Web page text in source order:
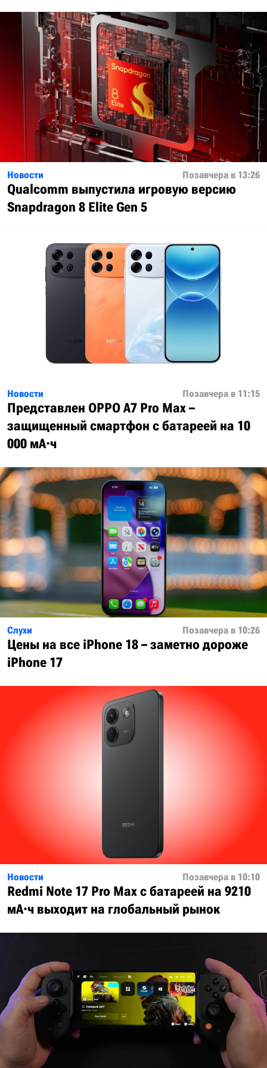
Новости Позавчера в 13:26
Qualcomm выпустила игровую версию
Snapdragon 8 Elite Gen 5
Новости Позавчера в 11:15
Представлен OPPO A7 Pro Max –
защищенный смартфон с батареей на 10
000 мА·ч
Слухи Позавчера в 10:26
Цены на все iPhone 18 – заметно дороже
iPhone 17
Новости Позавчера в 10:10
Redmi Note 17 Pro Max с батареей на 9210
мА·ч выходит на глобальный рынок